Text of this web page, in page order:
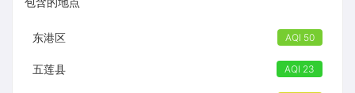
东港区 AQI 50
五莲县 AQI 23